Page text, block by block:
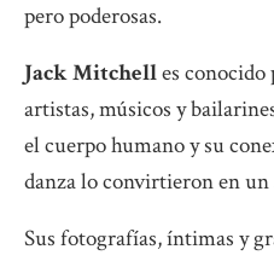
pero poderosas.
Jack Mitchelles
artistas, músicos y
el cuerpo humano y su
danza lo convirtieron en
Sus fotografías, íntimas y